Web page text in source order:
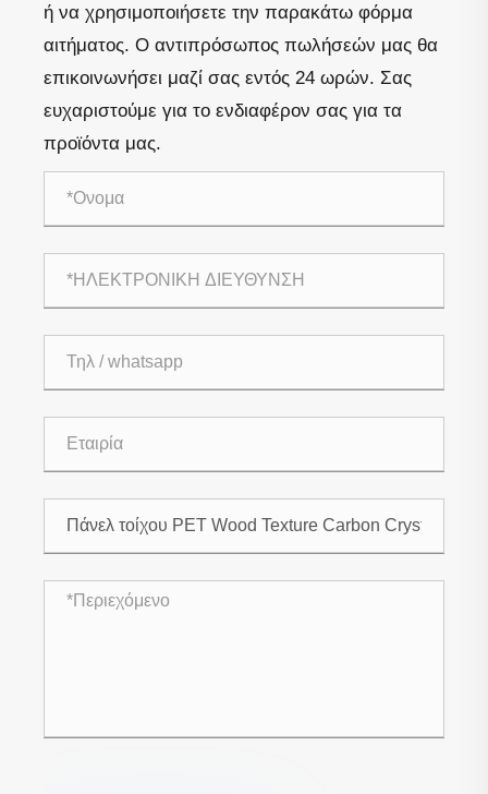
ή να χρησιμοποιήσετε την παρακάτω φόρμα
αιτήματος. Ο αντιπρόσωπος πωλήσεών μας θα
επικοινωνήσει μαζί σας εντός 24 ωρών. Σας
ευχαριστούμε για το ενδιαφέρον σας για τα
προϊόντα μας.